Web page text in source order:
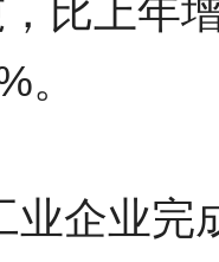
比上年
。
业企业完